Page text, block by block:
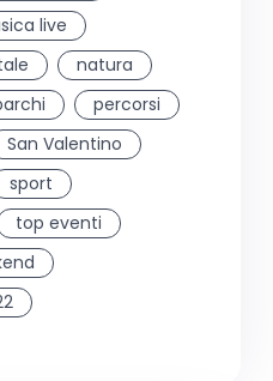
live
natura
percorsi
San Valentino
sport
top eventi